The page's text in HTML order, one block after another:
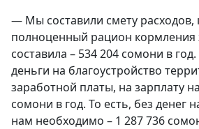
— Мы составили смету расходов,
полноценный рацион
составила – 534 204 сомони в
деньги на благоустройство
заработной платы, на зарплату
сомони в год. То есть, без денег
нам необходимо – 1 287 736